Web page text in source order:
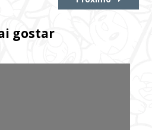
gostar